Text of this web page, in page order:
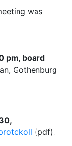
was
pm, board
Gothenburg
(pdf).